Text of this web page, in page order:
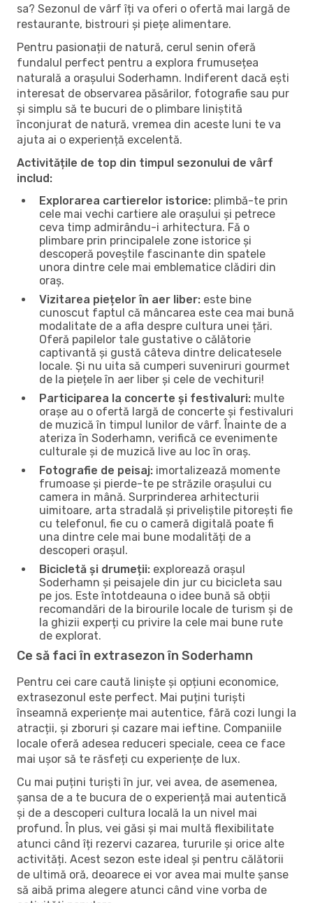
sa? Sezonul de vârf îți va oferi o ofertă mai largă de
restaurante, bistrouri și piețe alimentare.
Pentru pasionații de natură, cerul senin oferă
fundalul perfect pentru a explora frumusețea
naturală a orașului Soderhamn. Indiferent dacă ești
interesat de observarea păsărilor, fotografie sau pur
și simplu să te bucuri de o plimbare liniștită
înconjurat de natură, vremea din aceste luni te va
ajuta ai o experiență excelentă.
Activitățile de top din timpul sezonului de vârf
includ:
Explorarea cartierelor istorice: plimbă-te prin
cele mai vechi cartiere ale orașului și petrece
ceva timp admirându-i arhitectura. Fă o
plimbare prin principalele zone istorice și
descoperă poveștile fascinante din spatele
unora dintre cele mai emblematice clădiri din
oraș.
Vizitarea piețelor în aer liber: este bine
cunoscut faptul că mâncarea este cea mai bună
modalitate de a afla despre cultura unei țări.
Oferă papilelor tale gustative o călătorie
captivantă și gustă câteva dintre delicatesele
locale. Și nu uita să cumperi suveniruri gourmet
de la piețele în aer liber și cele de vechituri!
Participarea la concerte și festivaluri: multe
orașe au o ofertă largă de concerte și festivaluri
de muzică în timpul lunilor de vârf. Înainte de a
ateriza în Soderhamn, verifică ce evenimente
culturale și de muzică live au loc în oraș.
Fotografie de peisaj: imortalizează momente
frumoase și pierde-te pe străzile orașului cu
camera in mână. Surprinderea arhitecturii
uimitoare, arta stradală și priveliștile pitorești fie
cu telefonul, fie cu o cameră digitală poate fi
una dintre cele mai bune modalități de a
descoperi orașul.
Bicicletă și drumeții: explorează orașul
Soderhamn și peisajele din jur cu bicicleta sau
pe jos. Este întotdeauna o idee bună să obții
recomandări de la birourile locale de turism și de
la ghizii experți cu privire la cele mai bune rute
de explorat.
Ce să faci în extrasezon în Soderhamn
Pentru cei care caută liniște și opțiuni economice,
extrasezonul este perfect. Mai puțini turiști
înseamnă experiențe mai autentice, fără cozi lungi la
atracții, și zboruri și cazare mai ieftine. Companiile
locale oferă adesea reduceri speciale, ceea ce face
mai ușor să te răsfeți cu experiențe de lux.
Cu mai puțini turiști în jur, vei avea, de asemenea,
șansa de a te bucura de o experiență mai autentică
și de a descoperi cultura locală la un nivel mai
profund. În plus, vei găsi și mai multă flexibilitate
atunci când îți rezervi cazarea, tururile și orice alte
activități. Acest sezon este ideal și pentru călătorii
de ultimă oră, deoarece ei vor avea mai multe șanse
să aibă prima alegere atunci când vine vorba de